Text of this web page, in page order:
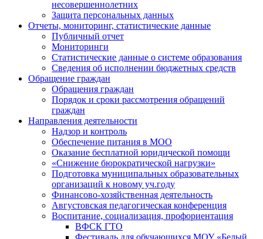
несовершеннолетних
Защита персональных данных
Отчеты, мониторинг, статистические данные
Публичный отчет
Мониторинги
Статистические данные о системе образования
Сведения об исполнении бюджетных средств
Обращение граждан
Обращения граждан
Порядок и сроки рассмотрения обращений
граждан
Направления деятельности
Надзор и контроль
Обеспечение питания в МОО
Оказание бесплатной юридической помощи
«Снижение бюрократической нагрузки»
Подготовка муниципальных образовательных
организаций к новому уч.году
Финансово-хозяйственная деятельность
Августовская педагогическая конференция
Воспитание, социализация, профориентация
ВФСК ГТО